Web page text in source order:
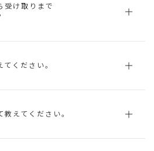
受け取りまで
ください。
えてください。